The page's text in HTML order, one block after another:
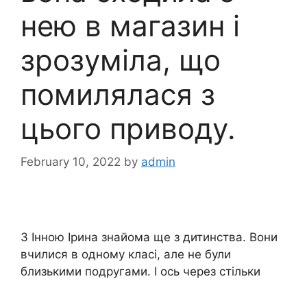
нею в магазин і
зрозуміла, що
помилялася з
цього приводу.
February 10, 2022 by admin
З Інною Ірина знайома ще з дитинства. Вони
вчилися в одному класі, але не були
близькими подругами. І ось через стільки